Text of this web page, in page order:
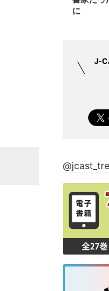
に
J-